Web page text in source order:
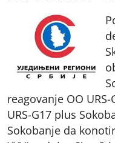
reagovanje OO
URS-G17 plus
Sokobanje da